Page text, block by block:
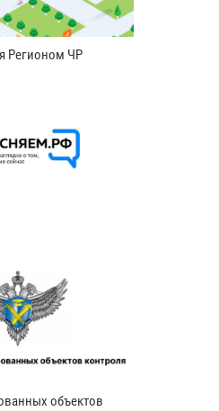
Регионом ЧР
объектов